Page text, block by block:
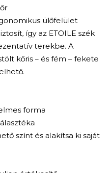
ülőfelület
így az ETOILE szék
terekbe. A
kőris – és fém – fekete
forma
színt és alakítsa ki saját